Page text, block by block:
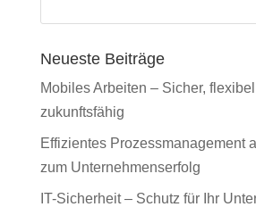
Neueste Beiträge
Mobiles Arbeiten – Sicher,
zukunftsfähig
Effizientes Prozessmanagement
zum Unternehmenserfolg
IT-Sicherheit – Schutz für Ihr